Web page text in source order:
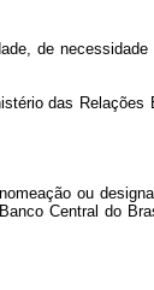
de
das
ou
Central do